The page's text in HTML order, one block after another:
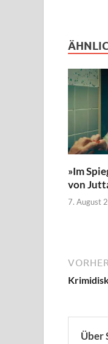
»Im
von
7. August
Über